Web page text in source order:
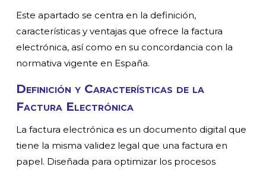
Este apartado se centra en la definición,
características y ventajas que ofrece la factura
electrónica, así como en su concordancia con la
normativa vigente en España.
Definición y Características de la
Factura Electrónica
La factura electrónica es un documento digital que
tiene la misma validez legal que una factura en
papel. Diseñada para optimizar los procesos